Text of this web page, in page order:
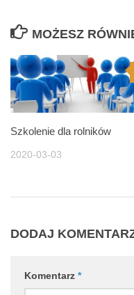
MOŻESZ
Szkolenie dla rolników
2020-03-03
DODAJ
Komentarz *